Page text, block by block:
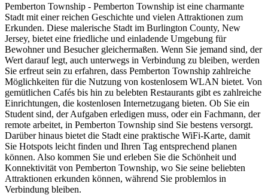
Pemberton Township - Pemberton Township ist eine charmante
Stadt mit einer reichen Geschichte und vielen Attraktionen zum
Erkunden. Diese malerische Stadt im Burlington County, New
Jersey, bietet eine friedliche und einladende Umgebung für
Bewohner und Besucher gleichermaßen. Wenn Sie jemand sind, der
Wert darauf legt, auch unterwegs in Verbindung zu bleiben, werden
Sie erfreut sein zu erfahren, dass Pemberton Township zahlreiche
Möglichkeiten für die Nutzung von kostenlosem WLAN bietet. Von
gemütlichen Cafés bis hin zu belebten Restaurants gibt es zahlreiche
Einrichtungen, die kostenlosen Internetzugang bieten. Ob Sie ein
Student sind, der Aufgaben erledigen muss, oder ein Fachmann, der
remote arbeitet, in Pemberton Township sind Sie bestens versorgt.
Darüber hinaus bietet die Stadt eine praktische WiFi-Karte, damit
Sie Hotspots leicht finden und Ihren Tag entsprechend planen
können. Also kommen Sie und erleben Sie die Schönheit und
Konnektivität von Pemberton Township, wo Sie seine beliebten
Attraktionen erkunden können, während Sie problemlos in
Verbindung bleiben.